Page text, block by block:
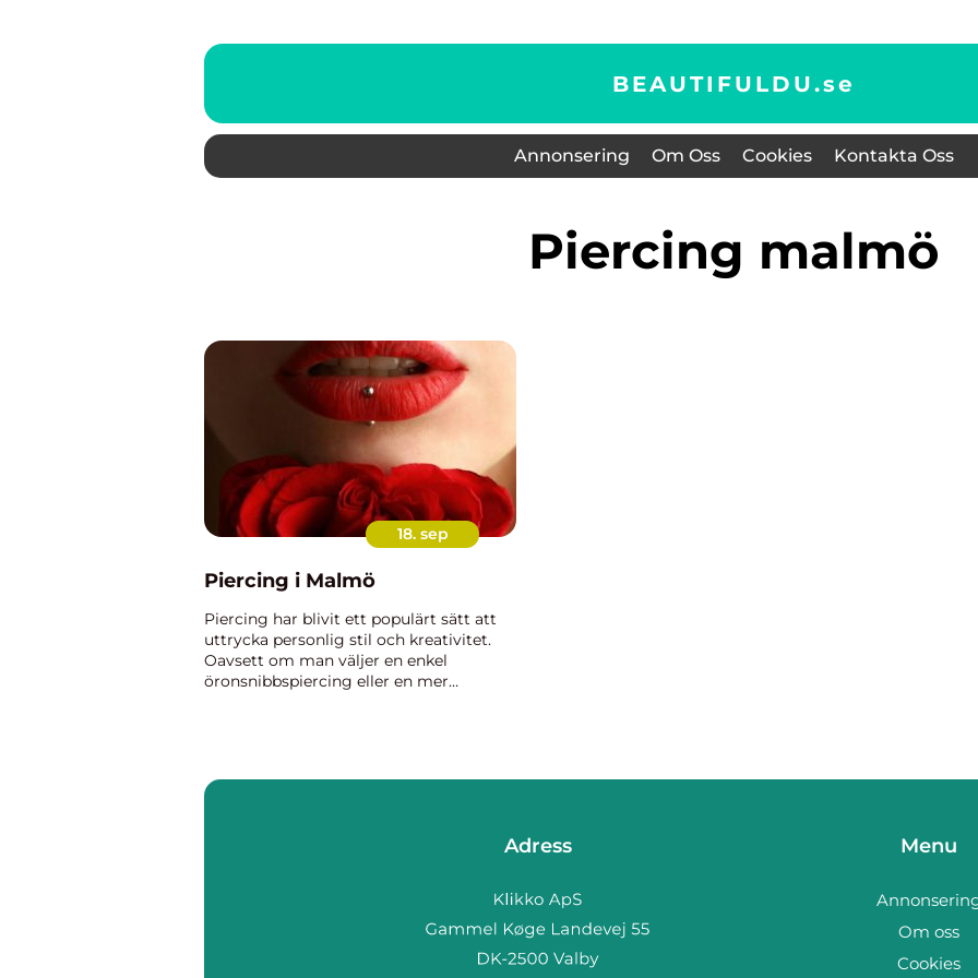
BEAUTIFULDU.se
Annonsering Om Oss Cookies Kontakta Oss
piercing malmö
18. sep
Piercing i Malmö
Piercing har blivit ett populärt sätt att
uttrycka personlig stil och kreativitet.
Oavsett om man väljer en enkel
öronsnibbspiercing eller en mer
Adress Menu
Om oss
Cookies